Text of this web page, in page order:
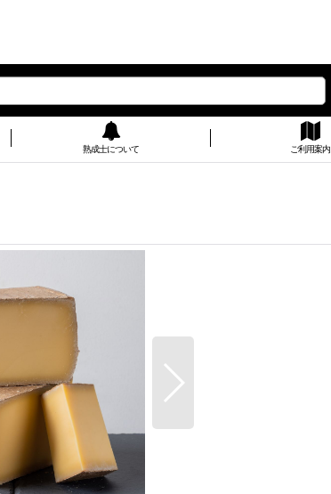
熟成士について ご利用案内